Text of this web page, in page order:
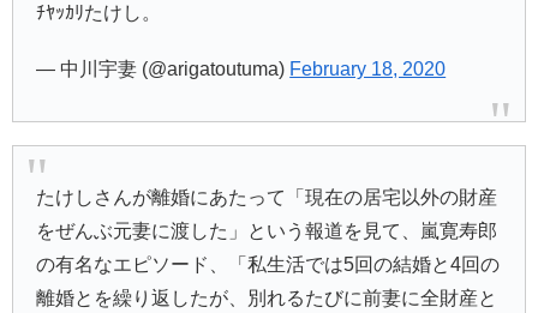
ﾁﾔｯｶﾘたけし。
— 中川宇妻 (@arigatoutuma) February 18, 2020
たけしさんが離婚にあたって「現在の居宅以外の財産
をぜんぶ元妻に渡した」という報道を見て、嵐寛寿郎
の有名なエピソード、「私生活では5回の結婚と4回の
離婚とを繰り返したが、別れるたびに前妻に全財産と